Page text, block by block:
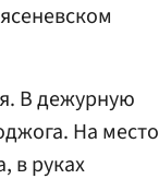
В дежурную
На место
в руках